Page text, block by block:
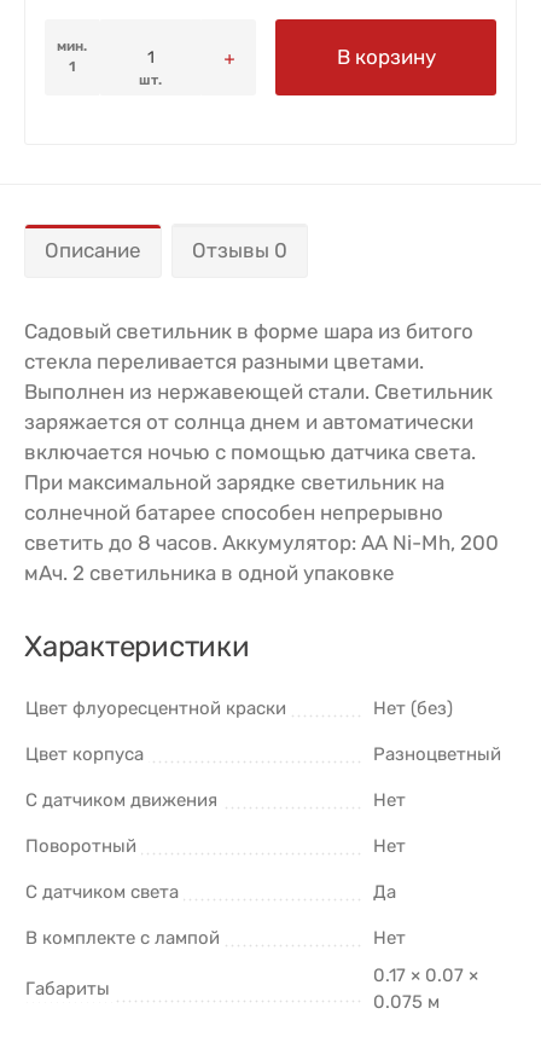
мин.
1
шт.
В корзину
Описание Отзывы 0
Садовый светильник в форме шара из битого
стекла переливается разными цветами.
Выполнен из нержавеющей стали. Светильник
заряжается от солнца днем и автоматически
включается ночью с помощью датчика света.
При максимальной зарядке светильник на
солнечной батарее способен непрерывно
светить до 8 часов. Аккумулятор: АА Ni-Mh, 200
мАч. 2 светильника в одной упаковке
Характеристики
Цвет флуоресцентной краски Нет (без)
Цвет корпуса Разноцветный
С датчиком движения Нет
Поворотный Нет
С датчиком света Да
В комплекте с лампой Нет
Габариты
0.17 × 0.07 ×
0.075 м